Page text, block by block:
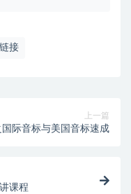
链接
上一篇
际音标与美国音标速成
课程